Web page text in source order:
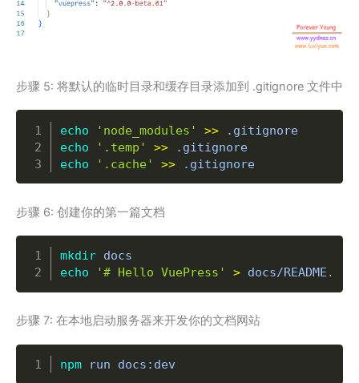
步骤 5: 将默认的临时目录和缓存目录添加到 .gitignore 文件中
echo 'node_modules' >>
echo
'.temp' >>
echo
'.cache' >> .gitignore
步骤 6: 创建你的第一篇文档
mkdir
echo
'# Hello VuePress' > docs/README.md
步骤 7: 在本地启动服务器来开发你的文档网站
npm run docs:dev